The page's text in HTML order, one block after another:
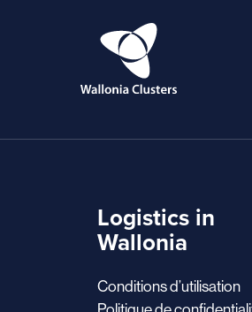
Logistics in
Wallonia
Conditions d’utilisation